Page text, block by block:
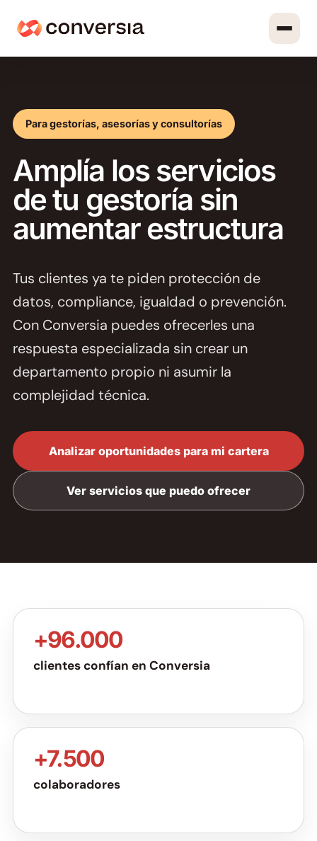
Para gestorías, asesorías y consultorías
Amplía los servicios
de tu gestoría sin
aumentar estructura
Tus clientes ya te piden protección de
datos, compliance, igualdad o prevención.
Con Conversia puedes ofrecerles una
respuesta especializada sin crear un
departamento propio ni asumir la
complejidad técnica.
Analizar oportunidades para mi cartera
Ver servicios que puedo ofrecer
+96.000
clientes confían en Conversia
+7.500
colaboradores